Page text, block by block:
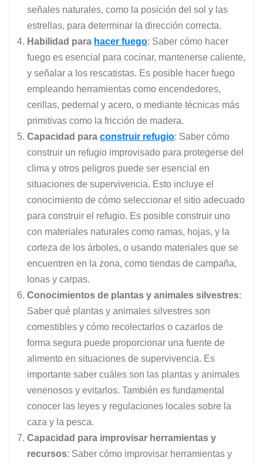
señales naturales, como la posición del sol y las
estrellas, para determinar la dirección correcta.
Habilidad para hacer fuego: Saber cómo hacer
fuego es esencial para cocinar, mantenerse caliente,
y señalar a los rescatistas. Es posible hacer fuego
empleando herramientas como encendedores,
cerillas, pedernal y acero, o mediante técnicas más
primitivas como la fricción de madera.
Capacidad para construir refugio: Saber cómo
construir un refugio improvisado para protegerse del
clima y otros peligros puede ser esencial en
situaciones de supervivencia. Esto incluye el
conocimiento de cómo seleccionar el sitio adecuado
para construir el refugio. Es posible construir uno
con materiales naturales como ramas, hojas, y la
corteza de los árboles, o usando materiales que se
encuentren en la zona, como tiendas de campaña,
lonas y carpas.
Conocimientos de plantas y animales silvestres:
Saber qué plantas y animales silvestres son
comestibles y cómo recolectarlos o cazarlos de
forma segura puede proporcionar una fuente de
alimento en situaciones de supervivencia. Es
importante saber cuáles son las plantas y animales
venenosos y evitarlos. También es fundamental
conocer las leyes y regulaciones locales sobre la
caza y la pesca.
Capacidad para improvisar herramientas y
recursos: Saber cómo improvisar herramientas y